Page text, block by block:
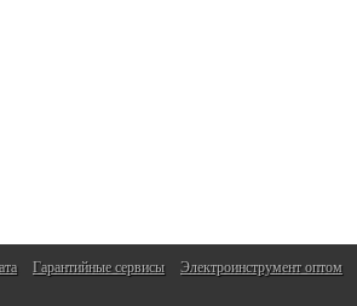
Гарантийные сервисы Электроинструмент оптом